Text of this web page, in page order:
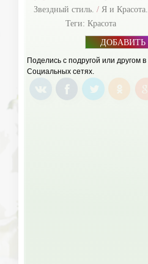
Звездный стиль. / Я и Красота.
Теги: Красота
ДОБАВИТЬ
Поделись с подругой или другом в
Социальных сетях.